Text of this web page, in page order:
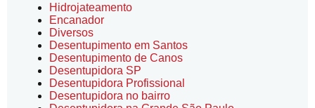
Hidrojateamento
Encanador
Diversos
Desentupimento em Santos
Desentupimento de Canos
Desentupidora SP
Desentupidora Profissional
Desentupidora no bairro